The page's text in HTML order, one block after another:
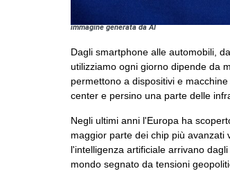
immagine generata da AI
Dagli smartphone alle automobili,
utilizziamo ogni giorno dipende da
permettono a dispositivi e
center e persino una parte delle
Negli ultimi anni l'Europa ha
maggior parte dei chip più avanzati
l'intelligenza artificiale arrivano
mondo segnato da tensioni